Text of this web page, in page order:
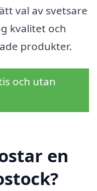
val av svetsare
kvalitet och
produkter.
och utan
en